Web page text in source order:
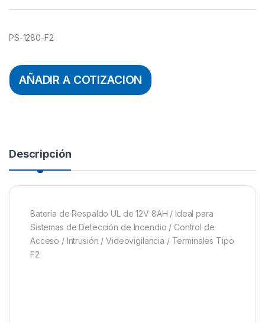
PS-1280-F2
AÑADIR A COTIZACION
Descripción
Batería de Respaldo UL de 12V 8AH / Ideal para
Sistemas de Detección de Incendio / Control de
Acceso / Intrusión / Videovigilancia / Terminales Tipo
F2